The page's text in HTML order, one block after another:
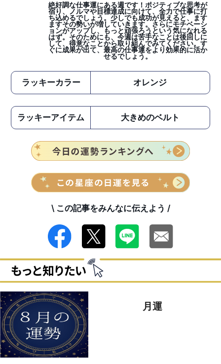
絶好調な仕事運にある週です！ポジティブな思考が
宿り、ノルマや目標達成に向けて、全力で仕事に打
ち込めるでしょう。少しでも成功が見えると、ます
ますその勢いが増していきます。さらにモチベーシ
ョンがアップし、もっと頑張ろうという気になれる
はず。そのためにも、今週は苦手なことは後回しに
して、得意なことから取り組んでみてください。す
ぐに成果が出て、最高の仕事運をより効果的に活か
せるでしょう。
ラッキーカラー オレンジ
ラッキーアイテム 大きめのベルト
\ この記事をみんなに伝えよう /
月運